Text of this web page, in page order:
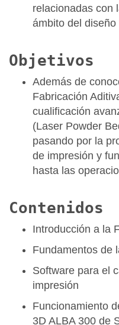
relacionadas con
ámbito del
Objetivos
Además de
Fabricación
cualificación
(Laser Powder
pasando por la
de impresión y
hasta las
Contenidos
Introducción a la
Fundamentos de
Software para el
impresión
Funcionamiento
3D ALBA 300 de